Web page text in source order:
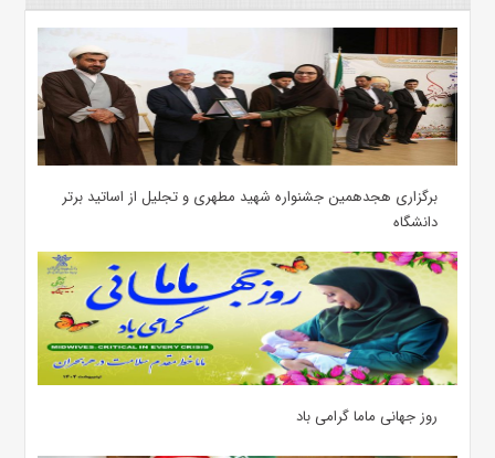
برگزاری هجدهمین جشنواره شهید مطهری و تجلیل از اساتید برتر
دانشگاه
روز جهانی ماما گرامی باد